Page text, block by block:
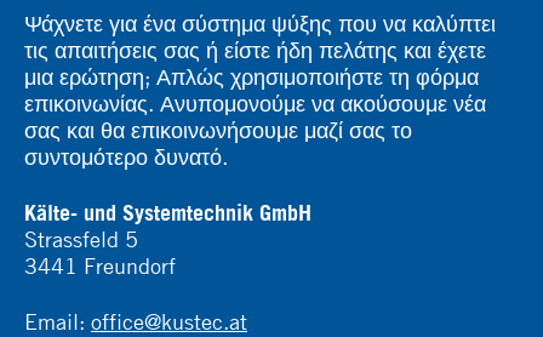
Ψάχνετε για ένα σύστημα ψύξης που να καλύπτει
τις απαιτήσεις σας ή είστε ήδη πελάτης και έχετε
μια ερώτηση; Απλώς χρησιμοποιήστε τη φόρμα
επικοινωνίας. Ανυπομονούμε να ακούσουμε νέα
σας και θα επικοινωνήσουμε μαζί σας το
συντομότερο δυνατό.
Kälte- und Systemtechnik GmbH
Strassfeld 5
3441 Freundorf
Email: office@kustec.at